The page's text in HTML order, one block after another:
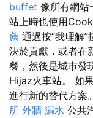
buffet 像所有網
站上時也使用
薦 通過按“我理解
決於貢獻，或者在
餐，然後是城市發
Hijaz火車站。 如
進行新的替代方案
所 外牆 漏水 公共